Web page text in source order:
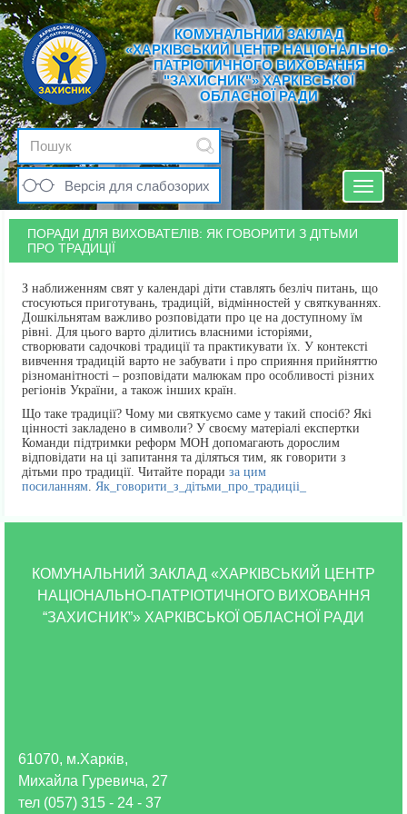
КОМУНАЛЬНИЙ ЗАКЛАД
«ХАРКІВСЬКИЙ ЦЕНТР НАЦІОНАЛЬНО-
ПАТРІОТИЧНОГО ВИХОВАННЯ
"ЗАХИСНИК"» ХАРКІВСЬКОЇ
ОБЛАСНОЇ РАДИ
Версія для слабозорих
Toggle
ПОРАДИ ДЛЯ ВИХОВАТЕЛІВ: ЯК ГОВОРИТИ З ДІТЬМИ
ПРО ТРАДИЦІЇ
З наближенням свят у календарі діти ставлять безліч питань, що
стосуються приготувань, традицій, відмінностей у святкуваннях.
Дошкільнятам важливо розповідати про це на доступному їм
рівні. Для цього варто ділитись власними історіями,
створювати садочкові традиції та практикувати їх. У контексті
вивчення традицій варто не забувати і про сприяння прийняттю
різноманітності – розповідати малюкам про особливості різних
регіонів України, а також інших країн.
Що таке традиції? Чому ми святкуємо саме у такий спосіб? Які
цінності закладено в символи? У своєму матеріалі експертки
Команди підтримки реформ МОН допомагають дорослим
відповідати на ці запитання та діляться тим, як говорити з
дітьми про традиції. Читайте поради за цим
посиланням. Як_говорити_з_дітьми_про_традиціі_
КОМУНАЛЬНИЙ ЗАКЛАД «ХАРКІВСЬКИЙ ЦЕНТР
НАЦІОНАЛЬНО-ПАТРІОТИЧНОГО ВИХОВАННЯ
“ЗАХИСНИК”» ХАРКІВСЬКОЇ ОБЛАСНОЇ РАДИ
61070, м.Харків,
Михайла Гуревича, 27
тел (057) 315 - 24 - 37